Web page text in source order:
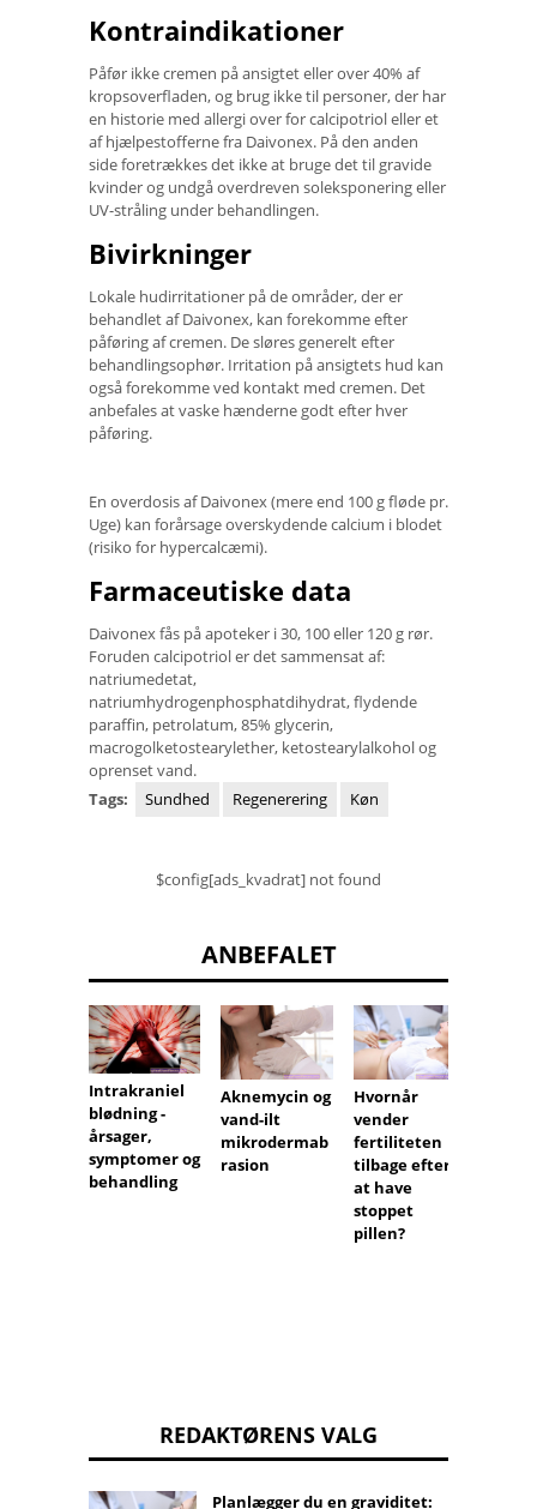
Kontraindikationer
Påfør ikke cremen på ansigtet eller over 40% af
kropsoverfladen, og brug ikke til personer, der har
en historie med allergi over for calcipotriol eller et
af hjælpestofferne fra Daivonex. På den anden
side foretrækkes det ikke at bruge det til gravide
kvinder og undgå overdreven soleksponering eller
UV-stråling under behandlingen.
Bivirkninger
Lokale hudirritationer på de områder, der er
behandlet af Daivonex, kan forekomme efter
påføring af cremen. De sløres generelt efter
behandlingsophør. Irritation på ansigtets hud kan
også forekomme ved kontakt med cremen. Det
anbefales at vaske hænderne godt efter hver
påføring.
En overdosis af Daivonex (mere end 100 g fløde pr.
Uge) kan forårsage overskydende calcium i blodet
(risiko for hypercalcæmi).
Farmaceutiske data
Daivonex fås på apoteker i 30, 100 eller 120 g rør.
Foruden calcipotriol er det sammensat af:
natriumedetat,
natriumhydrogenphosphatdihydrat, flydende
paraffin, petrolatum, 85% glycerin,
macrogolketostearylether, ketostearylalkohol og
oprenset vand.
Tags:
Sundhed Regenerering Køn
$config[ads_kvadrat] not found
ANBEFALET
Intrakraniel
blødning -
årsager,
symptomer og
behandling
Aknemycin og
vand-ilt
mikrodermab
rasion
Hvornår
vender
fertiliteten
tilbage efter
at have
stoppet
pillen?
REDAKTØRENS VALG
Planlægger du en graviditet: